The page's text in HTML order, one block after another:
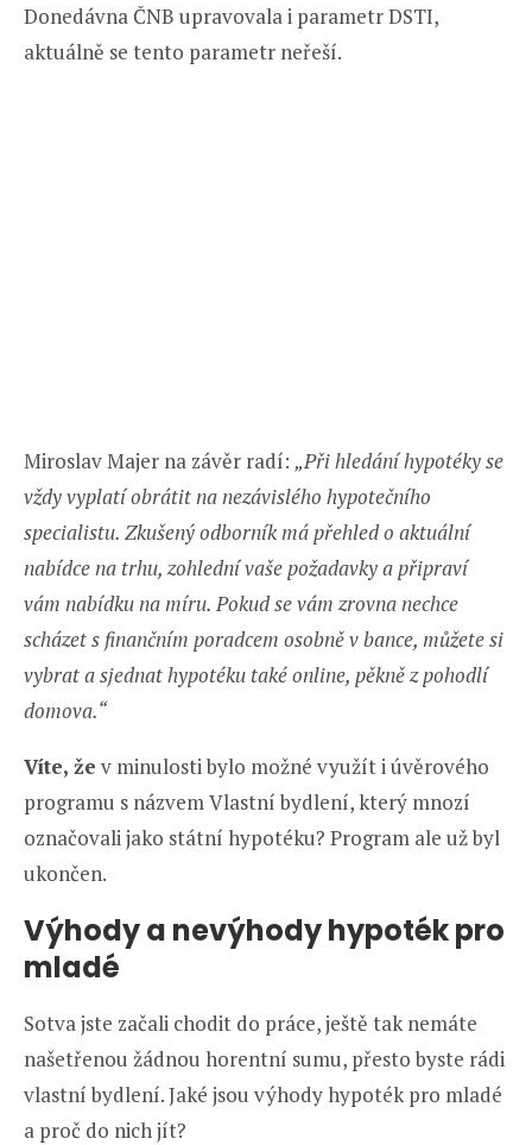
Donedávna ČNB upravovala i parametr DSTI,
aktuálně se tento parametr neřeší.
Miroslav Majer na závěr radí: „Při hledání hypotéky se
vždy vyplatí obrátit na nezávislého hypotečního
specialistu. Zkušený odborník má přehled o aktuální
nabídce na trhu, zohlední vaše požadavky a připraví
vám nabídku na míru. Pokud se vám zrovna nechce
scházet s finančním poradcem osobně v bance, můžete si
vybrat a sjednat hypotéku také online, pěkně z pohodlí
domova.“
Víte, že v minulosti bylo možné využít i úvěrového
programu s názvem Vlastní bydlení, který mnozí
označovali jako státní hypotéku? Program ale už byl
ukončen.
Výhody a nevýhody hypoték pro
mladé
Sotva jste začali chodit do práce, ještě tak nemáte
našetřenou žádnou horentní sumu, přesto byste rádi
vlastní bydlení. Jaké jsou výhody hypoték pro mladé
a proč do nich jít?